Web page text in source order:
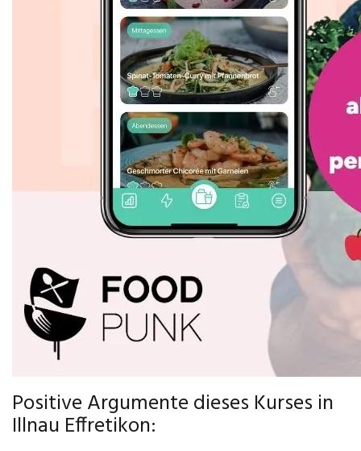
Positive Argumente dieses Kurses in
Illnau Effretikon: